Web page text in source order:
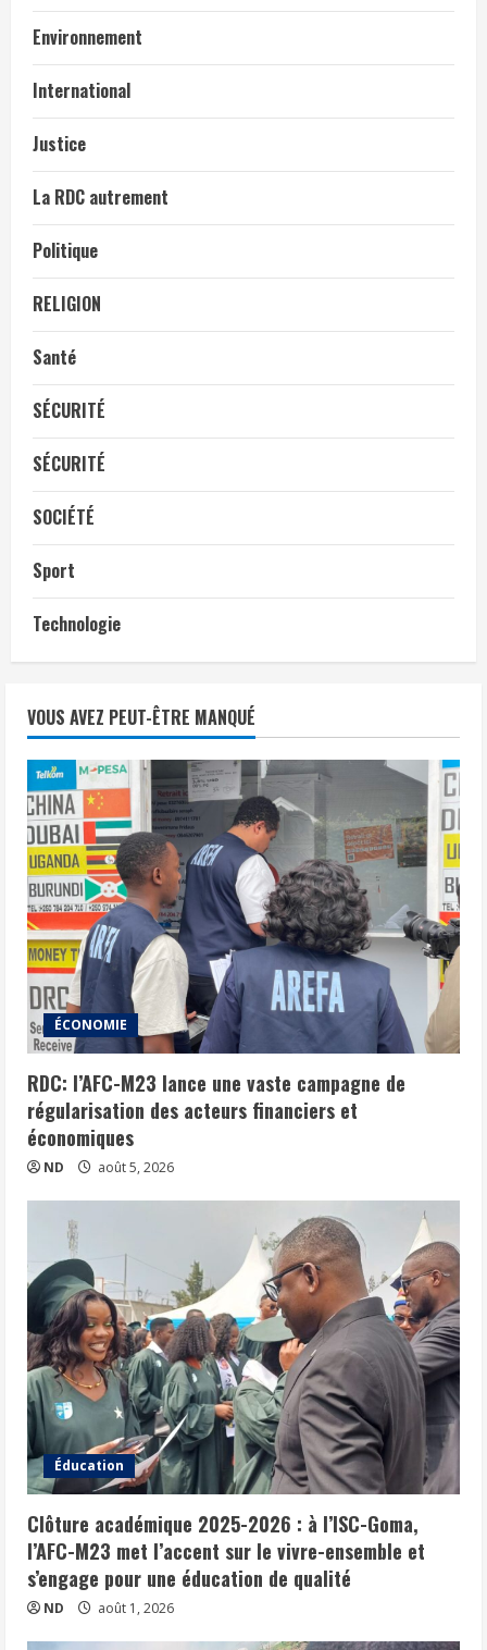
Environnement
International
Justice
La RDC autrement
Politique
RELIGION
Santé
SÉCURITÉ
SÉCURITÉ
SOCIÉTÉ
Sport
Technologie
VOUS AVEZ PEUT-ÊTRE MANQUÉ
ÉCONOMIE
RDC: l’AFC-M23 lance une vaste campagne de
régularisation des acteurs financiers et
économiques
ND août 5, 2026
Éducation
Clôture académique 2025-2026 : à l’ISC-Goma,
l’AFC-M23 met l’accent sur le vivre-ensemble et
s’engage pour une éducation de qualité
ND août 1, 2026